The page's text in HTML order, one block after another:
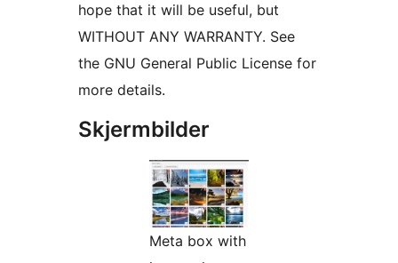
hope that it will be useful, but
WITHOUT ANY WARRANTY. See
the GNU General Public License for
more details.
Skjermbilder
Meta box with